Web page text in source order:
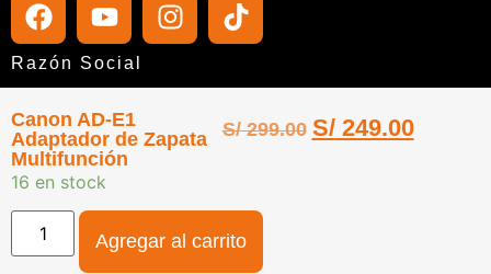
Canon AD-E1
Adaptador de Zapata
Multifunción
S/299.00 S/249.00
16 en stock
Agregar al carrito
Razón Social
RUC
20610419845